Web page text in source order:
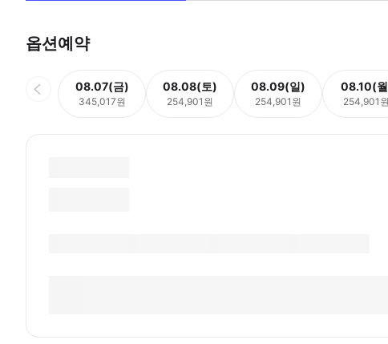
옵션예약
08.07(금)
345,017원
08.08(토)
254,901원
08.09(일)
254,901원
08.10(
254,901원